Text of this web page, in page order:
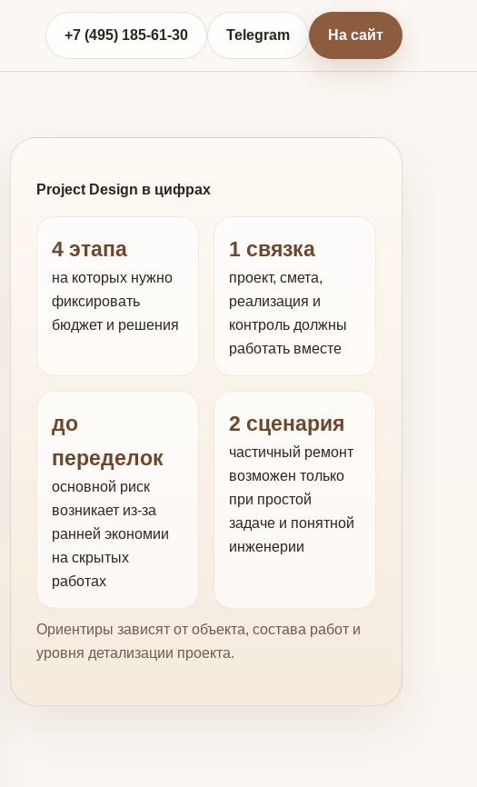
+7 (495) 185-61-30 Telegram На сайт
Project Design в цифрах
4 этапа
на которых нужно
фиксировать
бюджет и решения
1 связка
проект, смета,
реализация и
контроль должны
работать вместе
до
переделок
основной риск
возникает из-за
ранней экономии
на скрытых
работах
2 сценария
частичный ремонт
возможен только
при простой
задаче и понятной
инженерии
Ориентиры зависят от объекта, состава работ и
уровня детализации проекта.